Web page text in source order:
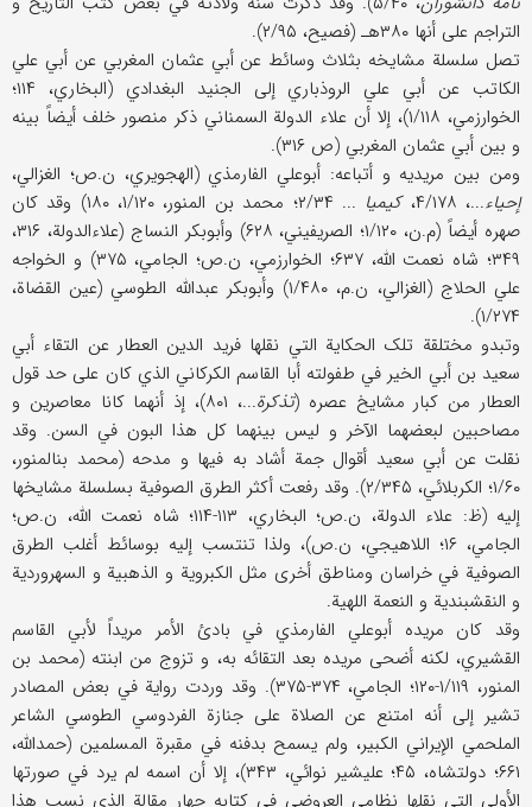
التراجم علی أنها ۳۸۰هـ (فصیح، ۲/۹۵).
تصل سلسلة مشایخه بثلاث وسائط عن أبي عثمان المغربي عن أبي علي
الکاتب عن أبي علي الروذباري إلی الجنید البغدادي (البخاري، ۱۱۴؛
الخوارزمي، ۱/۱۱۸)، إلا أن علاء الدولة السمناني ذکر منصور خلف أیضاً بینه
و بین أبي عثمان المغربي (ص ۳۱۶).
ومن بین مریدیه و أتباعه: أبوعلي الفارمذي (الهجویري، ن.ص؛ الغزالي،
إحیاء...، ۴/۱۷۸، کیمیا
... ۲/۳۴؛ محمد بن المنور، ۱/۱۲۰، ۱۸۰) وقد کان
صهره أیضاً (م.ن، ۱/۱۲۰؛ الصریفیني، ۶۲۸) وأبوبکر النساج (علاءالدولة، ۳۱۶،
۳۴۹؛ شاه نعمت الله، ۶۳۷؛ الخوارزمي، ن.ص؛ الجامي، ۳۷۵) و الخواجه
علي الحلاج (الغزالي، ن.م، ۱/۴۸۰) وأبوبکر عبدالله الطوسي (عین القضاة،
۱/۲۷۴).
وتبدو مختلقة تلک الحکایة التي نقلها فرید الدین العطار عن التقاء أبي
سعید بن أبي الخیر في طفولته أبا القاسم الکرکاني الذي کان علی حد قول
العطار من کبار مشایخ عصره (تذکرة
...، ۸۰۱)، إذ أنهما کانا معاصرین و
مصاحبین لبعضهما الآخر و لیس بینهما کل هذا البون في السن. وقد
نقلت عن أبي سعید أقوال جمة أشاد به فیها و مدحه (محمد بنالمنور،
۱/۶۰؛ الکربلائي، ۲/۳۴۵). وقد رفعت أکثر الطرق الصوفیة بسلسلة مشایخها
إلیه (ظ: علاء الدولة، ن.ص؛ البخاري، ۱۱۳-۱۱۴؛ شاه نعمت الله، ن.ص؛
الجامي، ۱۶؛ اللاهیجي، ن.ص)، ولذا تنتسب إلیه بوسائط أغلب الطرق
الصوفیة في خراسان ومناطق أخری مثل الکبرویة و الذهبیة و السهروردیة
و النقشبندیة و النعمة اللهیة.
وقد کان مریده أبوعلي الفارمذي في بادئ الأمر مریداً لأبي القاسم
القشیري، لکنه أضحی مریده بعد التقائه به، و تزوج من ابنته (محمد بن
المنور، ۱/۱۱۹-۱۲۰؛ الجامي، ۳۷۴-۳۷۵). وقد وردت روایة في بعض المصادر
تشیر إلی أنه امتنع عن الصلاة علی جنازة الفردوسي الطوسي الشاعر
الملحمي الإیراني الکبیر، ولم یسمح بدفنه في مقبرة المسلمین (حمدالله،
۶۶۱؛ دولتشاه، ۴۵؛ علیشیر نوائي، ۳۴۳)، إلا أن اسمه لم یرد في صورتها
الأولی التي نقلها نظامي العروضي في کتابه چهار مقالة الذي نسب هذا